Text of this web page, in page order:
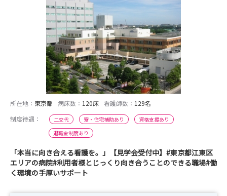
所在地： 東京都 病床数： 120床 看護師数： 129名
制度待遇：
二交代 寮・住宅補助あり
資格支援あり
退職金制度あり
「本当に向き合える看護を。」【見学会受付中】#東京都江東区
エリアの病院#利用者様とじっくり向き合うことのできる職場#働
く環境の手厚いサポート